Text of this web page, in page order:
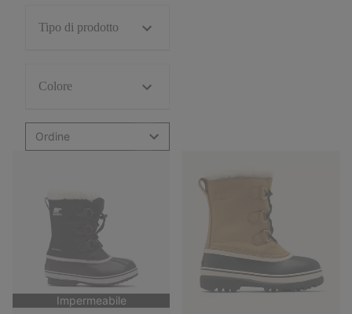
Tipo di prodotto
Colore
Ordine
Impermeabile